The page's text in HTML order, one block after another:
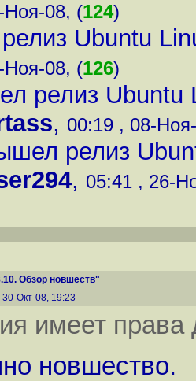
Ноя-08, (124)
Ubuntu
Ноя-08, (126)
релиз Ubuntu
, 00:19 , 08-
релиз
, 05:41 , 26-
Обзор новшеств"
Окт-08, 19:23
имеет права
новшество.